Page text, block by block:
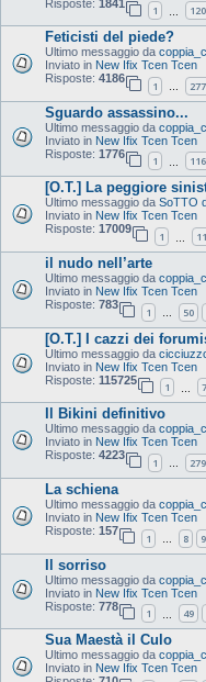
Risposte: 1841
1 120
Feticisti del piede?
Ultimo messaggio da
Inviato in New Ifix Tcen Tcen
Risposte: 4186
1 … 277
Sguardo assassino...
Ultimo messaggio da
Inviato in New Ifix Tcen Tcen
Risposte: 1776
1 116
[O.T.] La peggiore
Ultimo messaggio da SoTTO
Inviato in New Ifix Tcen Tcen
Risposte: 17009
1
il nudo nell’arte
Ultimo messaggio da
Inviato in New Ifix Tcen Tcen
Risposte: 783
1 … 50
[O.T.] I cazzi dei
Ultimo messaggio da
Inviato in New Ifix Tcen Tcen
Risposte: 115725
1
Il Bikini definitivo
Ultimo messaggio da
Inviato in New Ifix Tcen Tcen
Risposte: 4223
1 … 279
La schiena
Ultimo messaggio da
Inviato in New Ifix Tcen Tcen
Risposte: 157
1 … 8 9
Il sorriso
Ultimo messaggio da
Inviato in New Ifix Tcen Tcen
Risposte: 778
1 49
Sua Maestà il Culo
Ultimo messaggio da
Inviato in New Ifix Tcen Tcen